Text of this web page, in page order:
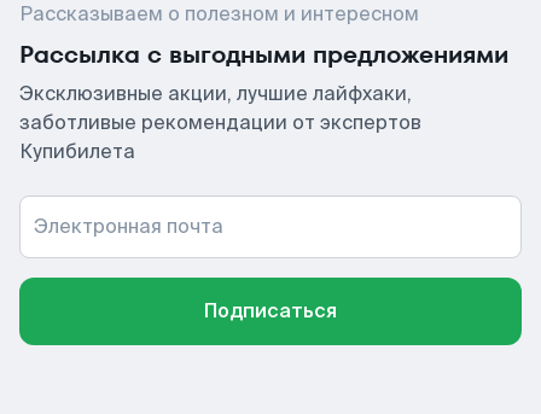
Рассказываем о полезном и интересном
Рассылка с выгодными предложениями
Эксклюзивные акции, лучшие лайфхаки,
заботливые рекомендации от экспертов
Купибилета
Электронная почта
Подписаться